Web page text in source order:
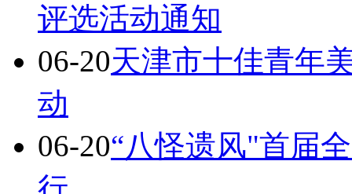
评选活动通知
06-20天津市十佳青年
动
06-20“八怪遗风"首届